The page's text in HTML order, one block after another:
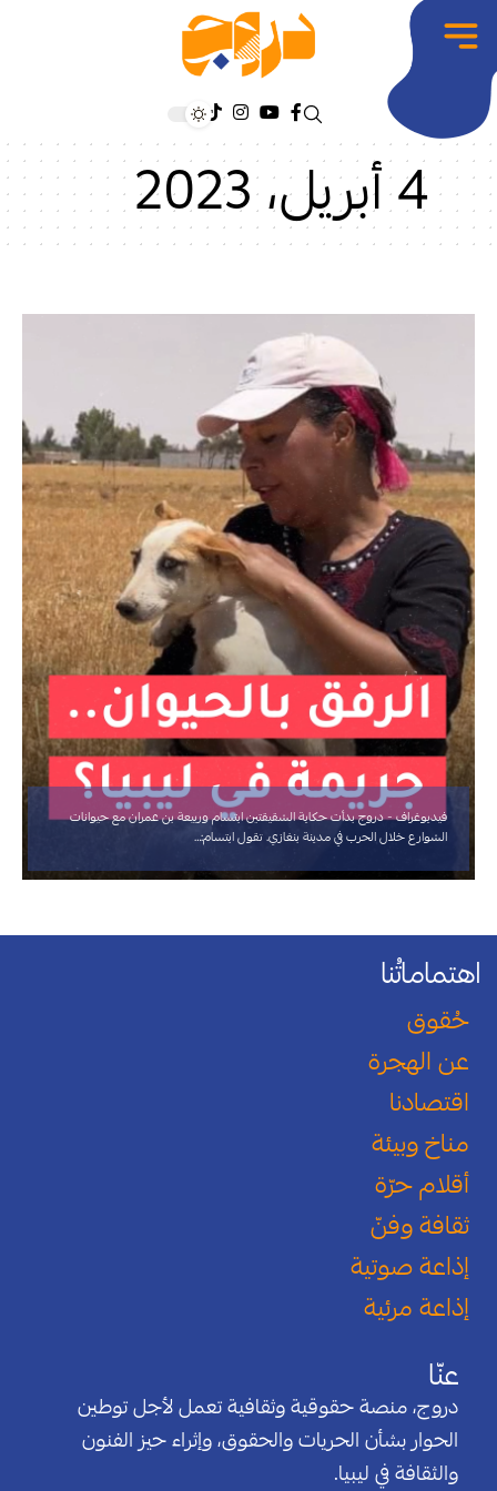
4 أبريل، 2023
فيديوغراف - دروج بدأت حكاية الشقيقتين ابتسام وربيعة بن عمران مع حيوانات
الشوارع خلال الحرب في مدينة بنغازي. تقول ابتسام:…
اهتماماتُنا
حُقوق
عن الهجرة
اقتصادنا
مناخ وبيئة
أقلام حرّة
ثقافة وفنّ
إذاعة صوتية
إذاعة مرئية
عنّا
دروج، منصة حقوقية وثقافية تعمل لأجل توطين
الحوار بشأن الحريات والحقوق، وإثراء حيز الفنون
والثقافة في ليبيا.